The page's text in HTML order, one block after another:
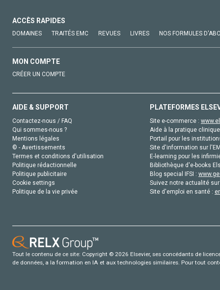
ACCÈS RAPIDES
DOMAINES TRAITÉS EMC REVUES LIVRES NOS FORMULES
MON COMPTE
CRÉER UN COMPTE
AIDE & SUPPORT
Contactez-nous / FAQ
Qui sommes-nous ?
Mentions légales
© - Avertissements
Termes et conditions d'utilisation
Politique rédactionnelle
Politique publicitaire
Cookie settings
Politique de la vie privée
PLATEFORMES
Site e-commerce :
Aide à la pratique
Portail pour les
Site d'information sur
E-learning pour les
Bibliothèque d'e-books
Blog special IFSI :
Suivez notre actualité
Site d'emploi en santé :
Tout le contenu de ce site: Copyright © 2026 Elsevier, ses concédants de
de données, a la formation en IA et aux technologies similaires. Pour tout